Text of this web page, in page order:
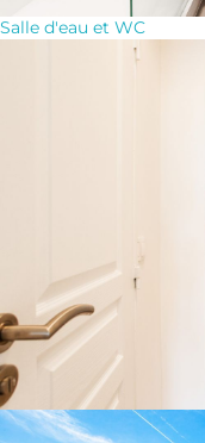
Salle d'eau et WC